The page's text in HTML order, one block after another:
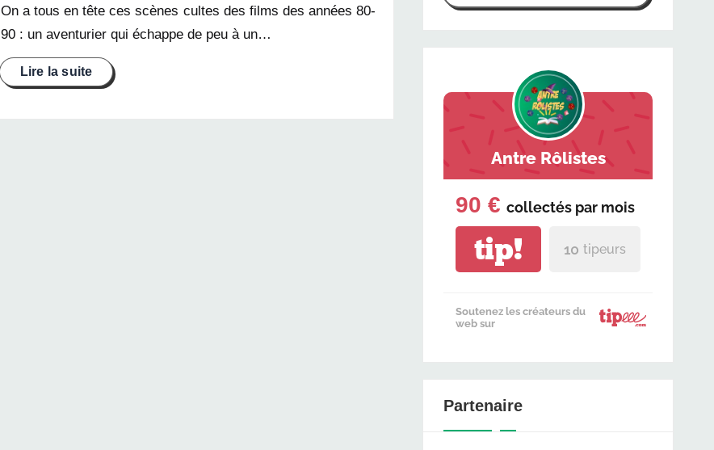
On a tous en tête ces scènes cultes des films des années 80-
90 : un aventurier qui échappe de peu à un…
Antre Rôlistes
90 € collectés par mois
tip! 10 tipeurs
Soutenez les créateurs du
web sur
Partenaire